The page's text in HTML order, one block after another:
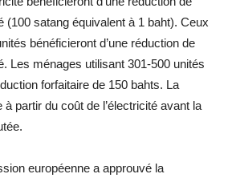
(100 satang équivalent à 1 baht). Ceux
bénéficieront d’une réduction de
Les ménages utilisant 301-500 unités
forfaitaire de 150 bahts. La
partir du coût de l’électricité avant la
européenne a approuvé la